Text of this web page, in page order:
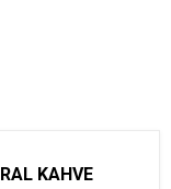
KAHVE